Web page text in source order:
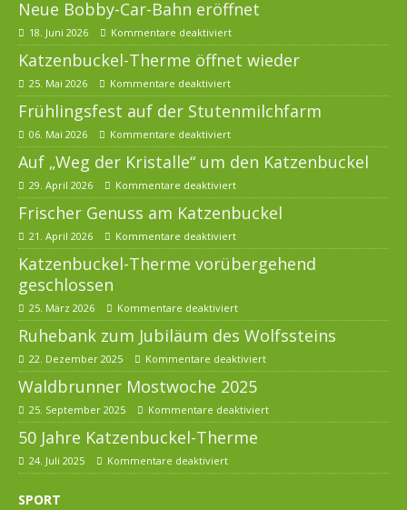
Neue Bobby-Car-Bahn eröffnet
18. Juni 2026 Kommentare deaktiviert
Katzenbuckel-Therme öffnet wieder
25. Mai 2026 Kommentare deaktiviert
Frühlingsfest auf der Stutenmilchfarm
06. Mai 2026 Kommentare deaktiviert
Auf „Weg der Kristalle“ um den Katzenbuckel
29. April 2026 Kommentare deaktiviert
Frischer Genuss am Katzenbuckel
21. April 2026 Kommentare deaktiviert
Katzenbuckel-Therme vorübergehend
geschlossen
25. März 2026 Kommentare deaktiviert
Ruhebank zum Jubiläum des Wolfssteins
22. Dezember 2025 Kommentare deaktiviert
Waldbrunner Mostwoche 2025
25. September 2025 Kommentare deaktiviert
50 Jahre Katzenbuckel-Therme
24. Juli 2025 Kommentare deaktiviert
SPORT